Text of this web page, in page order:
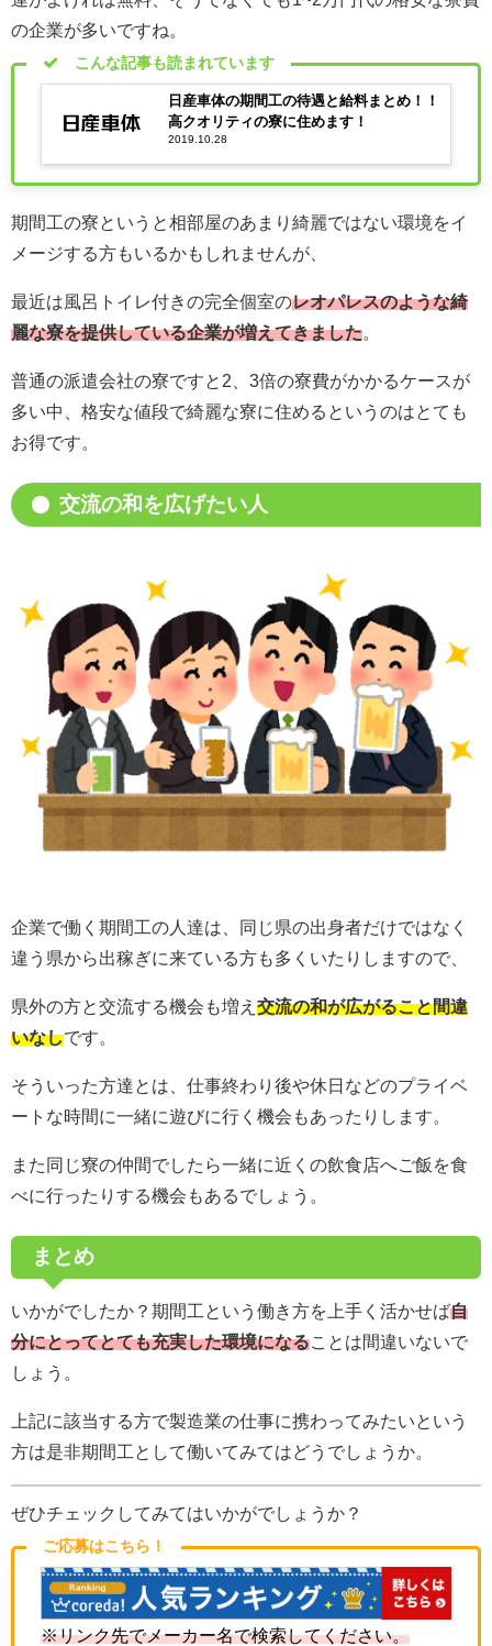
の企業が多いですね。
こんな記事も読まれています
日産車体の期間工の待遇と給料まとめ！！
高クオリティの寮に住めます！
2019.10.28
期間工の寮というと相部屋のあまり綺麗ではない環境をイ
メージする方もいるかもしれませんが、
最近は風呂トイレ付きの完全個室のレオパレスのような綺
麗な寮を提供している企業が増えてきました。
普通の派遣会社の寮ですと2、3倍の寮費がかかるケースが
多い中、格安な値段で綺麗な寮に住めるというのはとても
お得です。
交流の和を広げたい人
企業で働く期間工の人達は、同じ県の出身者だけではなく
違う県から出稼ぎに来ている方も多くいたりしますので、
県外の方と交流する機会も増え 交流の和が広がること間違
いなしです。
そういった方達とは、仕事終わり後や休日などのプライベ
ートな時間に一緒に遊びに行く機会もあったりします。
また同じ寮の仲間でしたら一緒に近くの飲食店へご飯を食
べに行ったりする機会もあるでしょう。
まとめ
いかがでしたか？期間工という働き方を上手く活かせば自
分にとってとても充実した環境になることは間違いないで
しょう。
上記に該当する方で製造業の仕事に携わってみたいという
方は是非期間工として働いてみてはどうでしょうか。
ぜひチェックしてみてはいかがでしょうか？
ご応募はこちら！
※リンク先でメーカー名で検索してください。